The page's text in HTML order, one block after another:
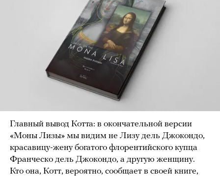
Главный вывод Котта: в окончательной версии
«Моны Лизы» мы видим не Лизу дель Джокондо,
красавицу-жену богатого флорентийского купца
Франческо дель Джокондо, а другую женщину.
Кто она, Котт, вероятно, сообщает в своей книге,